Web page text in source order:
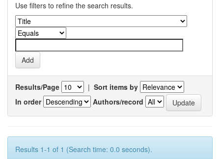
Use filters to refine the search results.
Results/Page | Sort items by
In order
Authors/record
Results 1-1 of 1 (Search time: 0.0 seconds).